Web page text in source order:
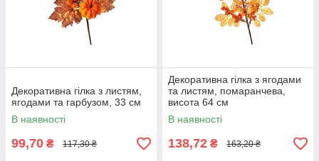
Декоративна гілка з листям,
ягодами та гарбузом, 33 см
В наявності
99,70 ₴ 117,30 ₴
Декоративна гілка з ягодами
та листям, помаранчева,
висота 64 см
В наявності
138,72 ₴ 163,20 ₴